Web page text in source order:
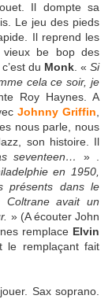
Il dompte sa
Le jeu des pieds
Il reprend les
be bop des
du Monk . « Si
cela ce soir, je
Roy Haynes. A
Johnny Griffin
nous parle, nous
son histoire. Il
seventeen…
» .
en 1950,
présents dans le
avait un
» (A écouter John
remplace Elvin
le remplaçant fait
Sax soprano.